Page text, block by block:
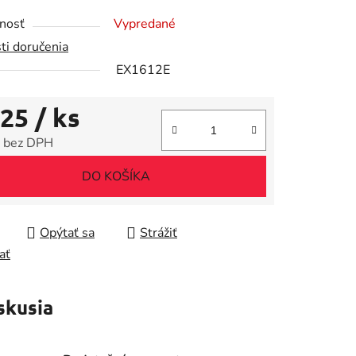
Vypredané
doručenia
EX1612E
/ ks
DPH
DO KOŠÍKA
Opýtať sa
Strážiť